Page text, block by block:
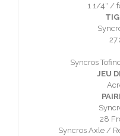
1 1/4″ /
Syncros
JEU
28
Syncros Axle /